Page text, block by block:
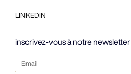
LINKEDIN
inscrivez-vous à notre newsletter